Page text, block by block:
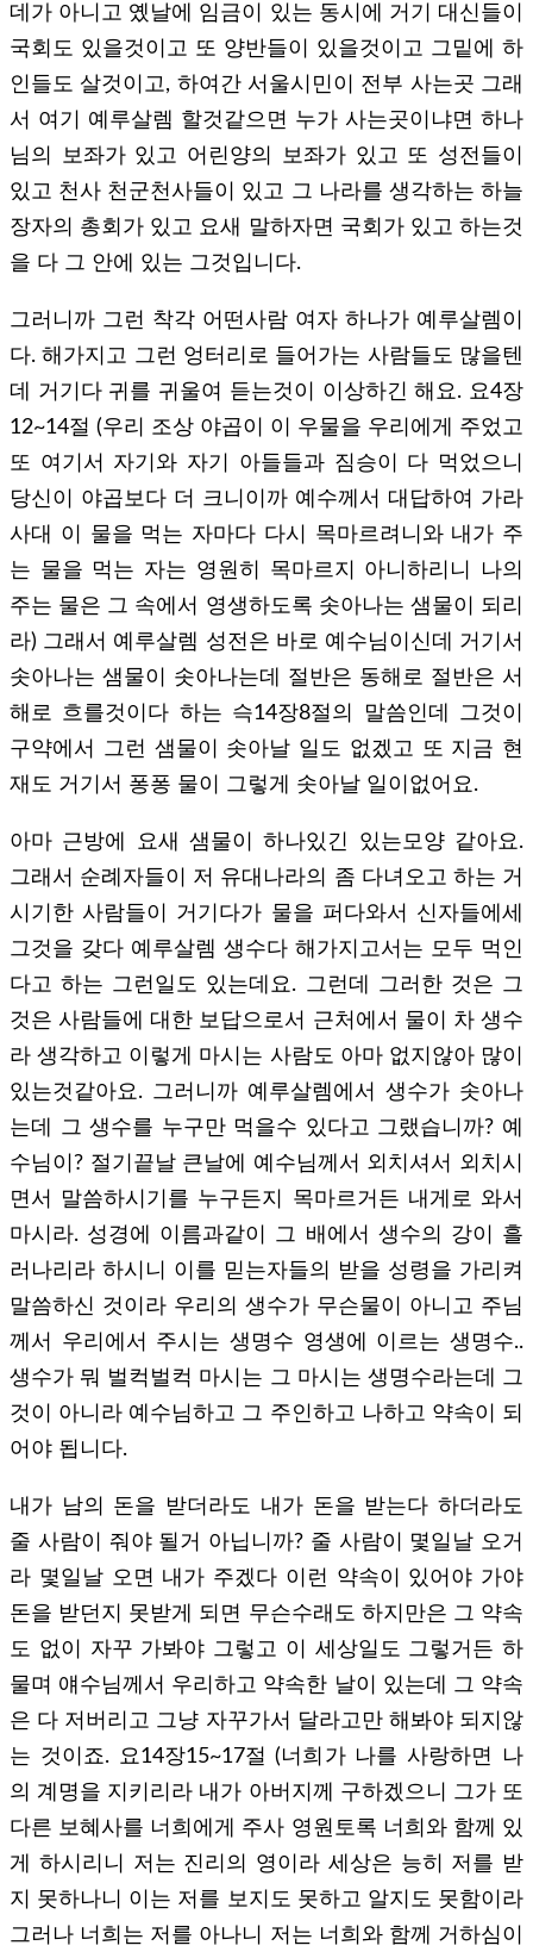
데가 아니고 옜날에 임금이 있는 동시에 거기 대신들이
국회도 있을것이고 또 양반들이 있을것이고 그밑에 하
인들도 살것이고, 하여간 서울시민이 전부 사는곳 그래
서 여기 예루살렘 할것같으면 누가 사는곳이냐면 하나
님의 보좌가 있고 어린양의 보좌가 있고 또 성전들이
있고 천사 천군천사들이 있고 그 나라를 생각하는 하늘
장자의 총회가 있고 요새 말하자면 국회가 있고 하는것
을 다 그 안에 있는 그것입니다.
그러니까 그런 착각 어떤사람 여자 하나가 예루살렘이
다. 해가지고 그런 엉터리로 들어가는 사람들도 많을텐
데 거기다 귀를 귀울여 듣는것이 이상하긴 해요. 요4장
12~14절 (우리 조상 야곱이 이 우물을 우리에게 주었고
또 여기서 자기와 자기 아들들과 짐승이 다 먹었으니
당신이 야곱보다 더 크니이까 예수께서 대답하여 가라
사대 이 물을 먹는 자마다 다시 목마르려니와 내가 주
는 물을 먹는 자는 영원히 목마르지 아니하리니 나의
주는 물은 그 속에서 영생하도록 솟아나는 샘물이 되리
라) 그래서 예루살렘 성전은 바로 예수님이신데 거기서
솟아나는 샘물이 솟아나는데 절반은 동해로 절반은 서
해로 흐를것이다 하는 슥14장8절의 말씀인데 그것이
구약에서 그런 샘물이 솟아날 일도 없겠고 또 지금 현
재도 거기서 퐁퐁 물이 그렇게 솟아날 일이없어요.
아마 근방에 요새 샘물이 하나있긴 있는모양 같아요.
그래서 순례자들이 저 유대나라의 좀 다녀오고 하는 거
시기한 사람들이 거기다가 물을 퍼다와서 신자들에세
그것을 갖다 예루살렘 생수다 해가지고서는 모두 먹인
다고 하는 그런일도 있는데요. 그런데 그러한 것은 그
것은 사람들에 대한 보답으로서 근처에서 물이 차 생수
라 생각하고 이렇게 마시는 사람도 아마 없지않아 많이
있는것같아요. 그러니까 예루살렘에서 생수가 솟아나
는데 그 생수를 누구만 먹을수 있다고 그랬습니까? 예
수님이? 절기끝날 큰날에 예수님께서 외치셔서 외치시
면서 말씀하시기를 누구든지 목마르거든 내게로 와서
마시라. 성경에 이름과같이 그 배에서 생수의 강이 흘
러나리라 하시니 이를 믿는자들의 받을 성령을 가리켜
말씀하신 것이라 우리의 생수가 무슨물이 아니고 주님
께서 우리에서 주시는 생명수 영생에 이르는 생명수..
생수가 뭐 벌컥벌컥 마시는 그 마시는 생명수라는데 그
것이 아니라 예수님하고 그 주인하고 나하고 약속이 되
어야 됩니다.
내가 남의 돈을 받더라도 내가 돈을 받는다 하더라도
줄 사람이 줘야 될거 아닙니까? 줄 사람이 몇일날 오거
라 몇일날 오면 내가 주겠다 이런 약속이 있어야 가야
돈을 받던지 못받게 되면 무슨수래도 하지만은 그 약속
도 없이 자꾸 가봐야 그렇고 이 세상일도 그렇거든 하
물며 얘수님께서 우리하고 약속한 날이 있는데 그 약속
은 다 저버리고 그냥 자꾸가서 달라고만 해봐야 되지않
는 것이죠. 요14장15~17절 (너희가 나를 사랑하면 나
의 계명을 지키리라 내가 아버지께 구하겠으니 그가 또
다른 보혜사를 너희에게 주사 영원토록 너희와 함께 있
게 하시리니 저는 진리의 영이라 세상은 능히 저를 받
지 못하나니 이는 저를 보지도 못하고 알지도 못함이라
그러나 너희는 저를 아나니 저는 너희와 함께 거하심이